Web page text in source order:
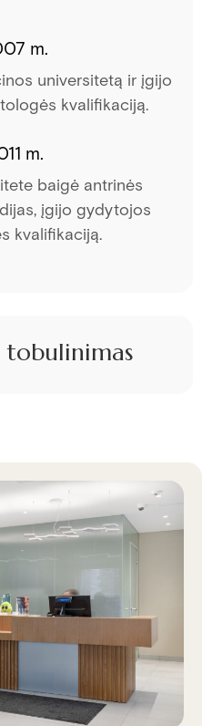
m.
universitetą ir įgijo
kvalifikaciją.
m.
baigė antrinės
įgijo gydytojos
kvalifikaciją.
tobulinimas